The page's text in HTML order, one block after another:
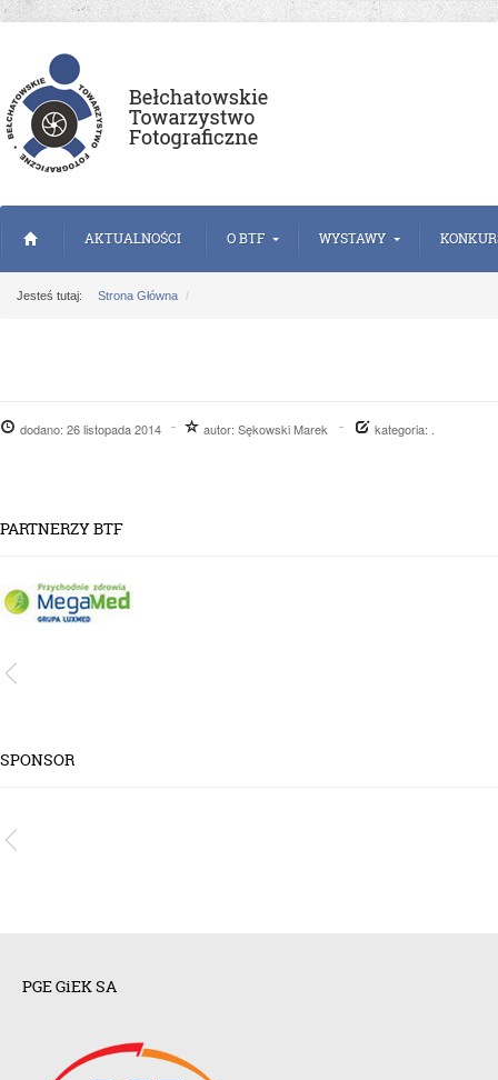
AKTUALNOŚCI O BTF WYSTAWY
Jesteś tutaj: Strona Główna
dodano: 26 listopada 2014 autor: Sękowski Marek kategoria: .
PARTNERZY BTF
SPONSOR
PGE GiEK SA